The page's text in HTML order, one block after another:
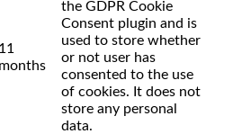
11
months
the GDPR Cookie
Consent plugin and is
used to store whether
or not user has
consented to the use
of cookies. It does not
store any personal
data.